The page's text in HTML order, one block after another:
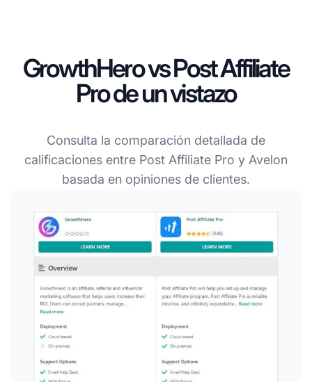
GrowthHero vs Post Affiliate
Pro de un vistazo
Consulta la comparación detallada de
calificaciones entre Post Affiliate Pro y Avelon
basada en opiniones de clientes.